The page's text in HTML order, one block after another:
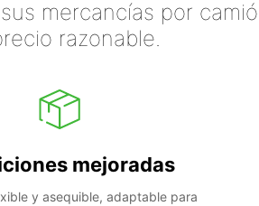
mercancías por
razonable.
mejoradas
y asequible, adaptable para